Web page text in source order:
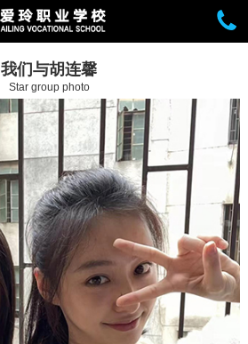
我们与胡连馨
Star group photo